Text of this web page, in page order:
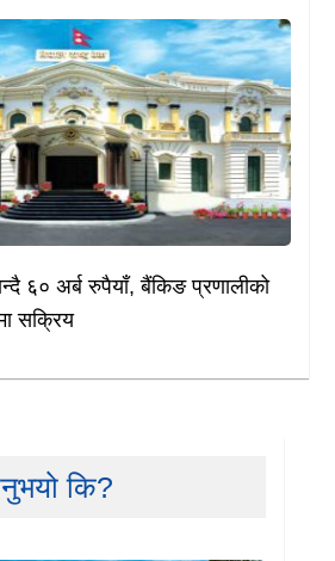
६० अर्ब रुपैयाँ, बैंकिङ प्रणालीको
सक्रिय
कि?